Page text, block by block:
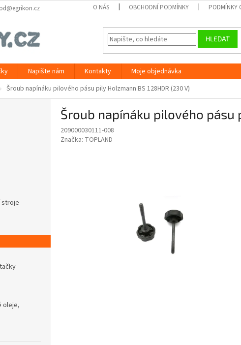
O NÁS OBCHODNÍ PODMÍNKY PODMÍNKY
HLEDAT
Napište nám Kontakty
Moje objednávka
Šroub napínáku pilového pásu pily Holzmann BS 128HDR (230 V)
stroje
oleje,
Šroub napínáku pilového pásu
209000030111-008
Značka: TOPLAND